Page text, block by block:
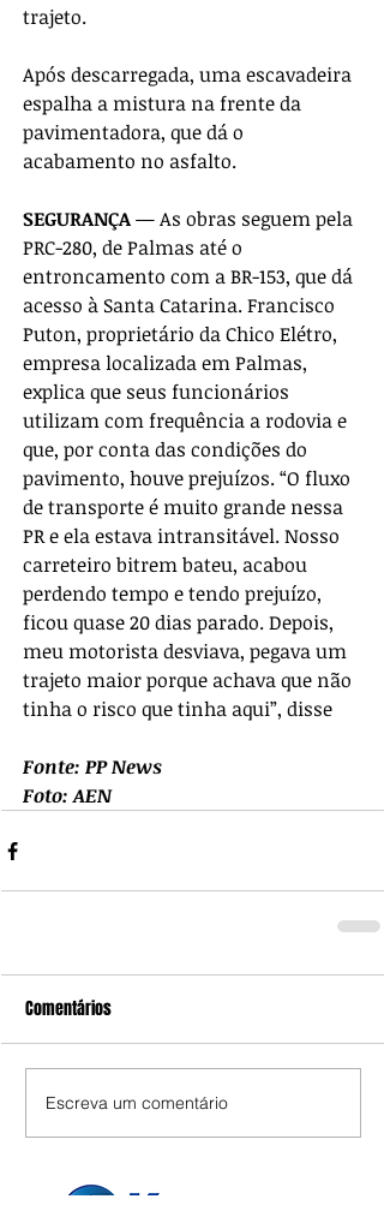
trajeto.
Após descarregada, uma escavadeira
espalha a mistura na frente da
pavimentadora, que dá o
acabamento no asfalto.
SEGURANÇA — As obras seguem pela
PRC-280, de Palmas até o
entroncamento com a BR-153, que dá
acesso à Santa Catarina. Francisco
Puton, proprietário da Chico Elétro,
empresa localizada em Palmas,
explica que seus funcionários
utilizam com frequência a rodovia e
que, por conta das condições do
pavimento, houve prejuízos. “O fluxo
de transporte é muito grande nessa
PR e ela estava intransitável. Nosso
carreteiro bitrem bateu, acabou
perdendo tempo e tendo prejuízo,
ficou quase 20 dias parado. Depois,
meu motorista desviava, pegava um
trajeto maior porque achava que não
tinha o risco que tinha aqui”, disse
Fonte: PP News
Foto: AEN
Comentários
Escreva um comentário